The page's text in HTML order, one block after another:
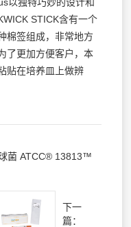
STICK含有一个
棉签组成，非常地方
了更加方便客户，本
贴在培养皿上做辨
菌 ATCC® 13813™
下一
篇：